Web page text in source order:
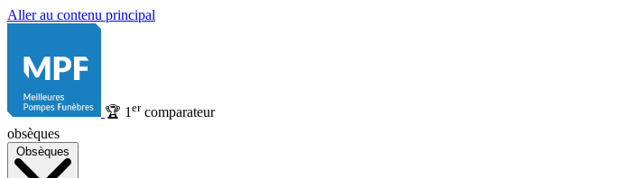
Aller au contenu principal
🏆 1 ercomparateur
obsèques
Obsèques